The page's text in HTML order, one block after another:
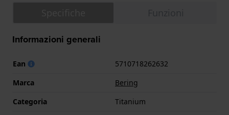
Informazioni generali
Ean
5710718262632
Marca
Bering
Categoria
Titanium